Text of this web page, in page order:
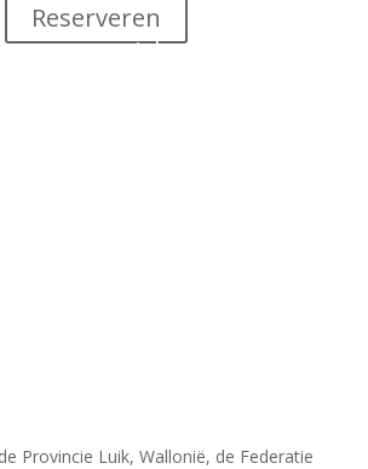
Reserveren
ons op social media
Provincie Luik, Wallonië, de Federatie